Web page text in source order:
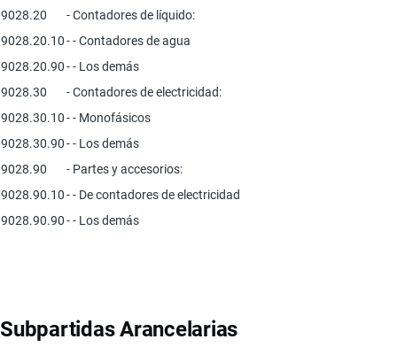
9028.20
- Contadores de líquido:
9028.20.10- - Contadores de agua
9028.20.90- - Los demás
9028.30
- Contadores de electricidad:
9028.30.10- - Monofásicos
9028.30.90- - Los demás
9028.90
- Partes y accesorios:
9028.90.10- - De contadores de electricidad
9028.90.90- - Los demás
Subpartidas Arancelarias